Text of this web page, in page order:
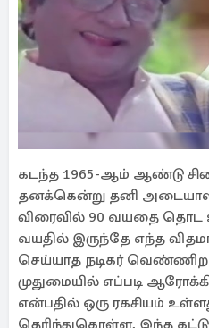
கடந்த 1965-ஆம் ஆண்டு
தனக்கென்று தனி
விரைவில் 90 வயதை தொட
வயதில் இருந்தே எந்த
செய்யாத நடிகர்
முதுமையில் எப்படி
என்பதில் ஒரு ரகசியம்
தெரிந்துகொள்ள, இந்த